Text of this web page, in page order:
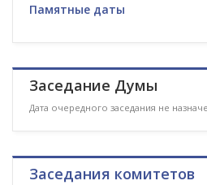
Памятные даты
Заседание Думы
Дата очередного заседания не
Заседания комитетов